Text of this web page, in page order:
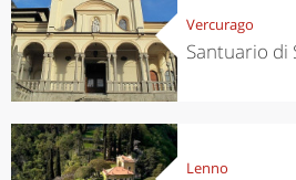
Vercurago
Santuario di
Lenno